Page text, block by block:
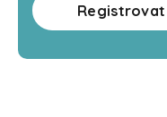
Registrovat